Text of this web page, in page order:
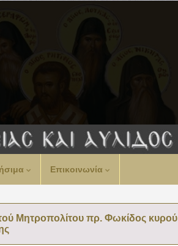
Επικοινωνία
Μητροπολίτου πρ. Φωκίδος κυρού